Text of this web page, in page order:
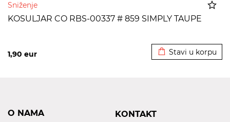
Sniženje
KOSULJAR CO RBS-00337 # 859 SIMPLY TAUPE
1,90 eur Stavi u korpu
O NAMA KONTAKT